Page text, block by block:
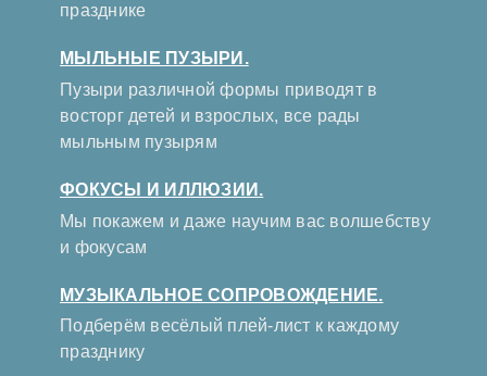
празднике
МЫЛЬНЫЕ ПУЗЫРИ.
Пузыри различной формы приводят в
восторг детей и взрослых, все рады
мыльным пузырям
ФОКУСЫ И ИЛЛЮЗИИ.
Мы покажем и даже научим вас волшебству
и фокусам
МУЗЫКАЛЬНОЕ СОПРОВОЖДЕНИЕ.
Подберём весёлый плей-лист к каждому
празднику